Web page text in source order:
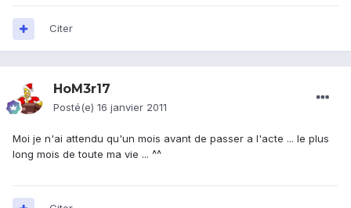
Citer
HoM3r17
Posté(e) 16 janvier 2011
Moi je n'ai attendu qu'un mois avant de passer a l'acte ... le plus
long mois de toute ma vie ... ^^